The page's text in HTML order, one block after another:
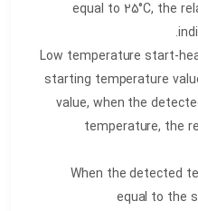
equal to 25°C, the
Low temperature start-
starting temperature
value, when the
temperature, the
When the detected
equal to the